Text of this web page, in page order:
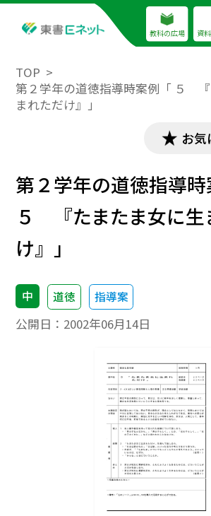
教科の広場 資
TOP
第２学年の道徳指導時案例「 ５ 『
まれただけ』」
お
第２学年の道徳指導
５ 『たまたま女に生
け』」
中 道徳 指導案
公開日： 2002年06月14日